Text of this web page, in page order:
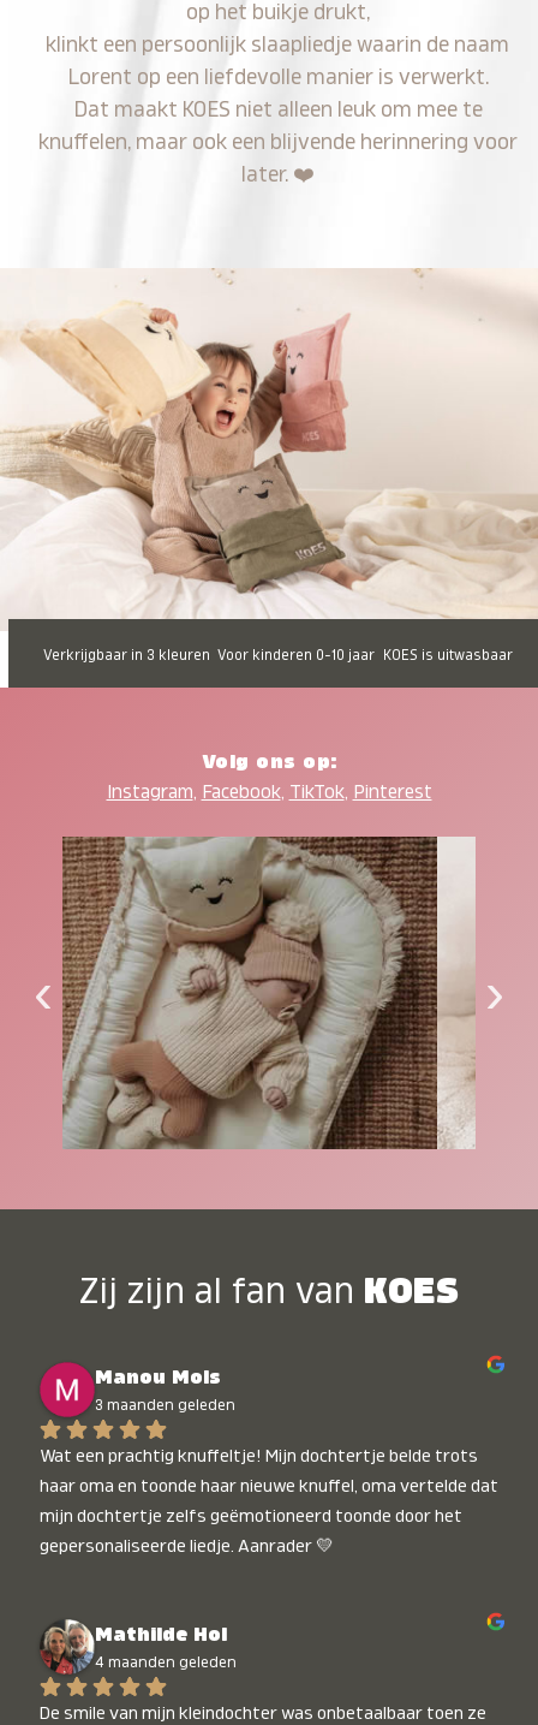
op het buikje drukt,
klinkt een persoonlijk slaapliedje waarin de naam
Lorent op een liefdevolle manier is verwerkt.
Dat maakt KOES niet alleen leuk om mee te
knuffelen, maar ook een blijvende herinnering voor
later. ❤️
Verkrijgbaar in 3 kleuren Voor kinderen 0-10 jaar KOES is uitwasbaar
Volg ons op:
Instagram, Facebook, TikTok, Pinterest
‹ ›
Zij zijn al fan van KOES
Manou Mols
3 maanden geleden
Wat een prachtig knuffeltje! Mijn dochtertje belde trots
haar oma en toonde haar nieuwe knuffel, oma vertelde dat
mijn dochtertje zelfs geëmotioneerd toonde door het
gepersonaliseerde liedje. Aanrader 💛
Mathilde Hol
4 maanden geleden
De smile van mijn kleindochter was onbetaalbaar toen ze